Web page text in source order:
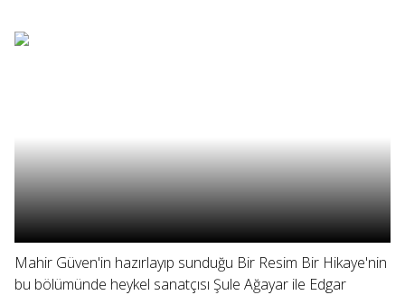
Mahir Güven'in hazırlayıp sunduğu Bir Resim Bir Hikaye'nin
bu bölümünde heykel sanatçısı Şule Ağayar ile Edgar